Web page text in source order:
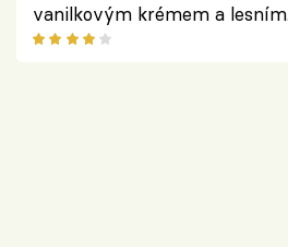
vanilkovým krémem a lesním
ovocem podle Bread Society